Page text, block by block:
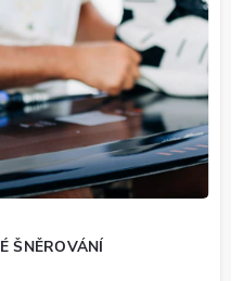
ŠNĚROVÁNÍ